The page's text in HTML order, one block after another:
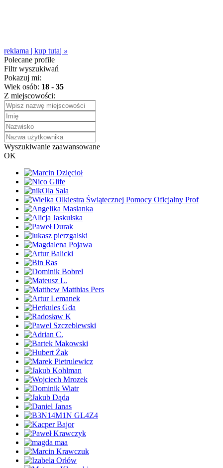
reklama | kup tutaj »
Polecane profile
Filtr wyszukiwań
Pokazuj mi:
Wiek osób: 18 - 35
Z miejscowości:
Wyszukiwanie zaawansowane
OK